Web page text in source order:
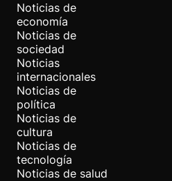
Noticias de
economía
Noticias de
sociedad
Noticias
internacionales
Noticias de
política
Noticias de
cultura
Noticias de
tecnología
Noticias de salud